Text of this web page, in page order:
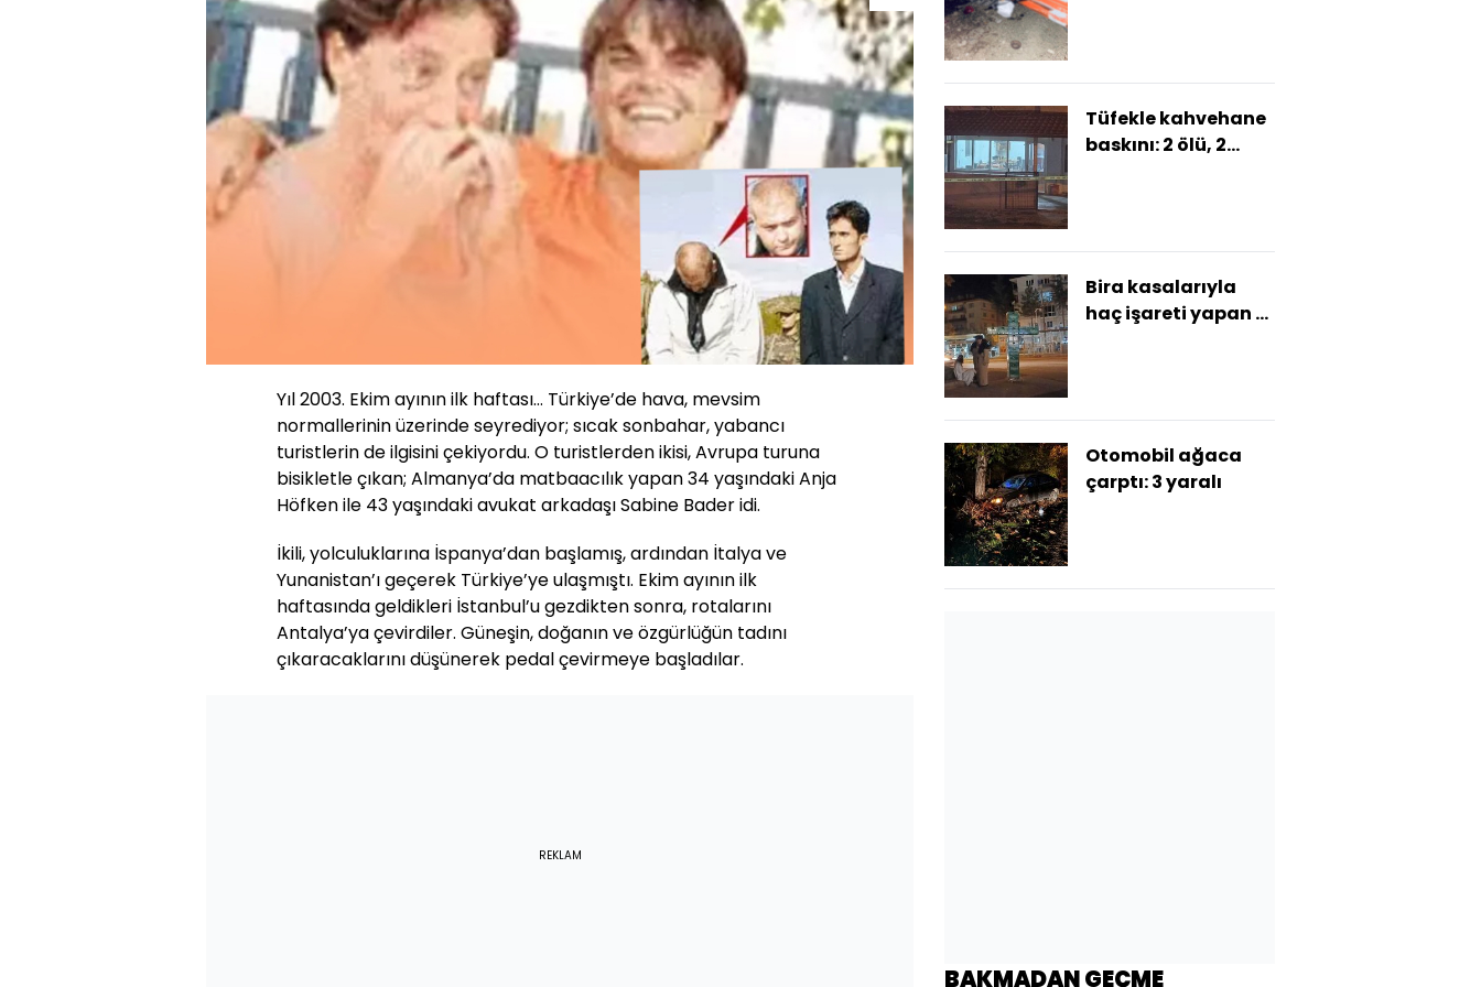
Yıl 2003. Ekim ayının ilk haftası… Türkiye’de hava, mevsim
normallerinin üzerinde seyrediyor; sıcak sonbahar, yabancı
turistlerin de ilgisini çekiyordu. O turistlerden ikisi, Avrupa turuna
bisikletle çıkan; Almanya’da matbaacılık yapan 34 yaşındaki Anja
Höfken ile 43 yaşındaki avukat arkadaşı Sabine Bader idi.
İkili, yolculuklarına İspanya’dan başlamış, ardından İtalya ve
Yunanistan’ı geçerek Türkiye’ye ulaşmıştı. Ekim ayının ilk
haftasında geldikleri İstanbul’u gezdikten sonra, rotalarını
Antalya’ya çevirdiler. Güneşin, doğanın ve özgürlüğün tadını
çıkaracaklarını düşünerek pedal çevirmeye başladılar.
REKLAM
Tüfekle kahvehane
baskını: 2 ölü, 2
Bira kasalarıyla
haç işareti yapan 3
Otomobil ağaca
çarptı: 3 yaralı
BAKMADAN GEÇME